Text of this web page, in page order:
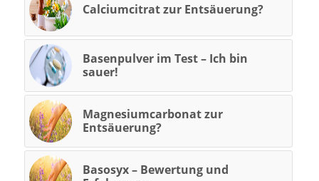
Calciumcitrat zur Entsäuerung?
Basenpulver im Test – Ich bin
sauer!
Magnesiumcarbonat zur
Entsäuerung?
Basosyx – Bewertung und